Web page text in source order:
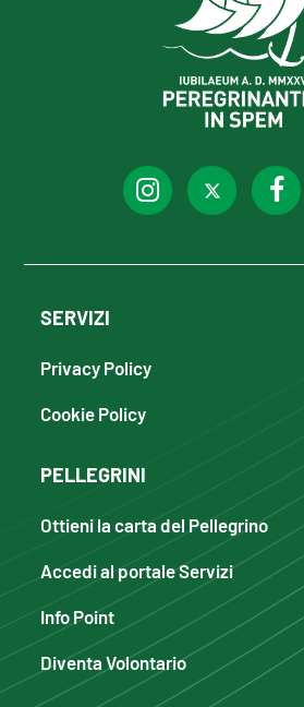
SERVIZI
Privacy Policy
Cookie Policy
PELLEGRINI
Ottieni la carta del Pellegrino
Accedi al portale Servizi
Info Point
Diventa Volontario